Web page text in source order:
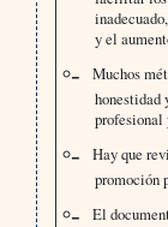
y el
Muchos
honestidad
profesional
Hay que
promoción
El